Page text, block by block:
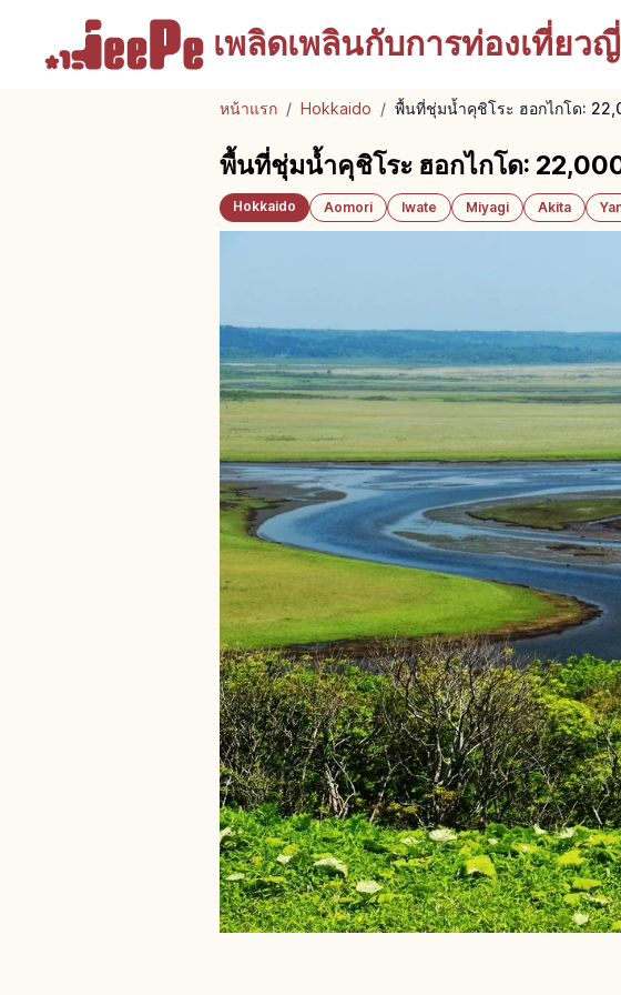
เพลิดเพลินกับการท่องเที่ยว
หน้าแรก / Hokkaido / พื้นที่ชุ่มน้ำคุชิโระ ฮอกไกโด:
พื้นที่ชุ่มน้ำคุชิโระ ฮอกไกโด:
Hokkaido Aomori Iwate Miyagi Akita